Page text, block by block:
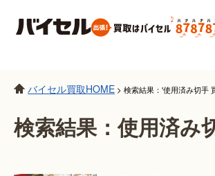
バイセル買取HOME > 検索結果：'使用済み切手
検索結果：使用済み